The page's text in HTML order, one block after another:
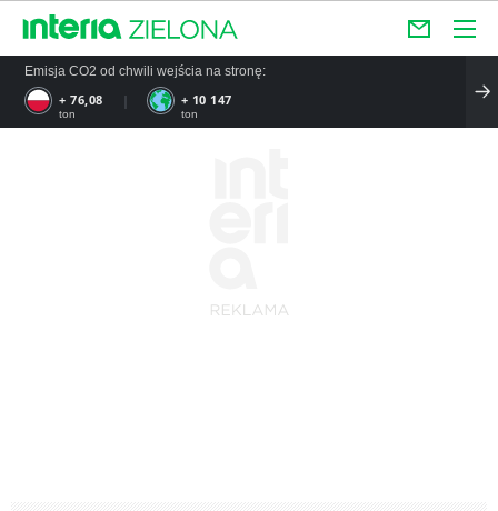
Emisja CO2 od chwili wejścia na stronę:
+ 76,08
ton
+ 10 147
ton